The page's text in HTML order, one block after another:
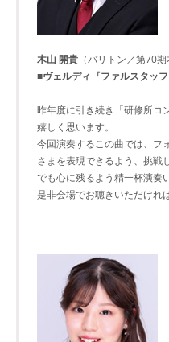
木山 開貴 （バリトン／第70期
■ヴェルディ『ファルスタッ
昨年度に引き続き「研修所コ
嬉しく思います。
今回演奏するこの曲では、フ
さまを表現できるよう、挑戦
でも心に残るよう精一杯演奏
是非会場でお聴きいただけれ